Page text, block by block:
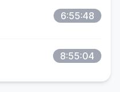
6:55:48
8:55:04